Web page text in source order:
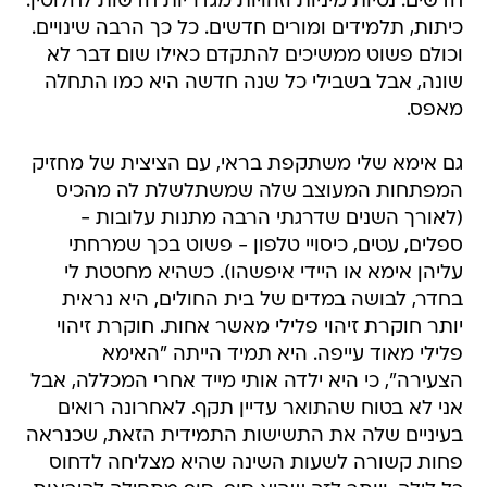
כיתות, תלמידים ומורים חדשים. כל כך הרבה שינויים.
וכולם פשוט ממשיכים להתקדם כאילו שום דבר לא
שונה, אבל בשבילי כל שנה חדשה היא כמו התחלה
מאפס.
גם אימא שלי משתקפת בראי, עם הציצית של מחזיק
המפתחות המעוצב שלה שמשתלשלת לה מהכיס
(לאורך השנים שדרגתי הרבה מתנות עלובות -
ספלים, עטים, כיסויי טלפון - פשוט בכך שמרחתי
עליהן אימא או היידי איפשהו). כשהיא מחטטת לי
בחדר, לבושה במדים של בית החולים, היא נראית
יותר חוקרת זיהוי פלילי מאשר אחות. חוקרת זיהוי
פלילי מאוד עייפה. היא תמיד הייתה "האימא
הצעירה", כי היא ילדה אותי מייד אחרי המכללה, אבל
אני לא בטוח שהתואר עדיין תקף. לאחרונה רואים
בעיניים שלה את התשישות התמידית הזאת, שכנראה
פחות קשורה לשעות השינה שהיא מצליחה לדחוס